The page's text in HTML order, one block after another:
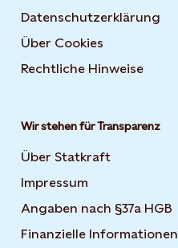
Datenschutzerklärung
Über Cookies
Rechtliche Hinweise
Wir stehen für Transparenz
Über Statkraft
Impressum
Angaben nach §37a HGB
Finanzielle Informationen